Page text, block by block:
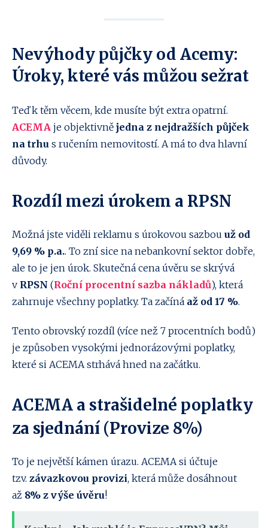
Nevýhody půjčky od Acemy:
Úroky, které vás můžou sežrat
Teď k těm věcem, kde musíte být extra opatrní.
ACEMA je objektivně jedna z nejdražších půjček
na trhu s ručením nemovitostí. A má to dva hlavní
důvody.
Rozdíl mezi úrokem a RPSN
Možná jste viděli reklamu s úrokovou sazbou už od
9,69 % p.a.. To zní sice na nebankovní sektor dobře,
ale to je jen úrok. Skutečná cena úvěru se skrývá
v RPSN (Roční procentní sazba nákladů), která
zahrnuje všechny poplatky. Ta začíná až od 17 %.
Tento obrovský rozdíl (více než 7 procentních bodů)
je způsoben vysokými jednorázovými poplatky,
které si ACEMA strhává hned na začátku.
ACEMA a strašidelné poplatky
za sjednání (Provize 8%)
To je největší kámen úrazu. ACEMA si účtuje
tzv. závazkovou provizi, která může dosáhnout
až 8% z výše úvěru!